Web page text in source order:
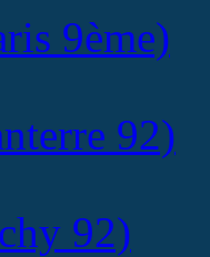
9ème)
92)
92)